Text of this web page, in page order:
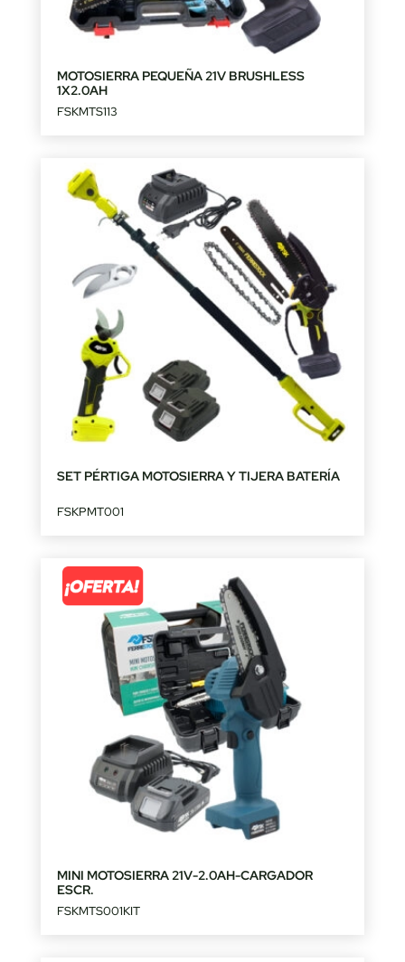
MOTOSIERRA PEQUEÑA 21V BRUSHLESS
1X2.0AH
FSKMTS113
SET PÉRTIGA MOTOSIERRA Y TIJERA BATERÍA
FSKPMT001
MINI MOTOSIERRA 21V-2.0AH-CARGADOR
ESCR.
FSKMTS001KIT